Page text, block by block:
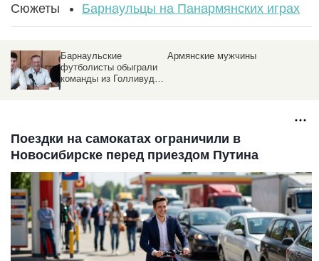
Сюжеты Барнаульцы на Панармянских играх
Барнаульские
футболисты обыграли
команды из Голливуда
Армянские мужчины
Поездки на самокатах ограничили в
Новосибирске перед приездом Путина